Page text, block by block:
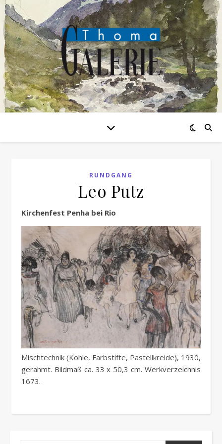
RUNDGANG
Leo Putz
Kirchenfest Penha bei Rio
Mischtechnik (Kohle, Farbstifte, Pastellkreide), 1930,
gerahmt. Bildmaß ca. 33 x 50,3 cm. Werkverzeichnis
1673.